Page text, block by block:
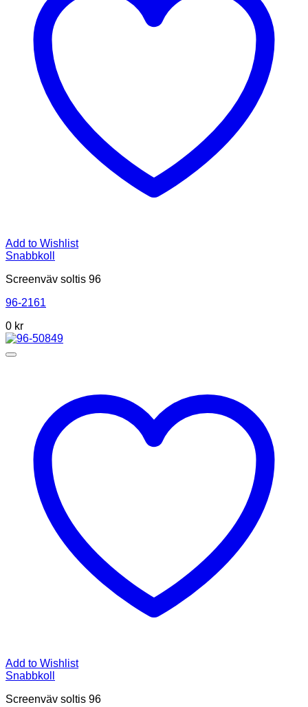
Add to Wishlist
Snabbkoll
Screenväv soltis 96
96-2161
0 kr
Add to Wishlist
Snabbkoll
Screenväv soltis 96